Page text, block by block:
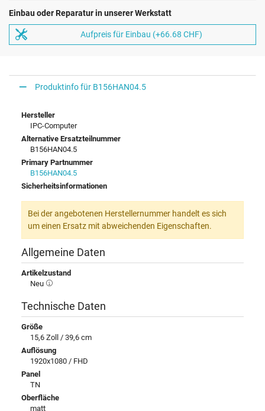
Einbau oder Reparatur in unserer Werkstatt
Aufpreis für Einbau (+66.68 CHF)
Produktinfo für B156HAN04.5
Hersteller
IPC-Computer
Alternative Ersatzteilnummer
B156HAN04.5
Primary Partnummer
B156HAN04.5
Sicherheitsinformationen
Bei der angebotenen Herstellernummer handelt es sich
um einen Ersatz mit abweichenden Eigenschaften.
Allgemeine Daten
Artikelzustand
Neu
Technische Daten
Größe
15,6 Zoll / 39,6 cm
Auflösung
1920x1080 / FHD
Panel
TN
Oberfläche
matt